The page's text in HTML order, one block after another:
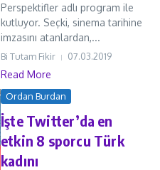
Perspektifler adlı program ile
kutluyor. Seçki, sinema tarihine
imzasını atanlardan,...
Bi Tutam Fikir 07.03.2019
Read More
Ordan Burdan
İşte Twitter’da en
etkin 8 sporcu Türk
kadını